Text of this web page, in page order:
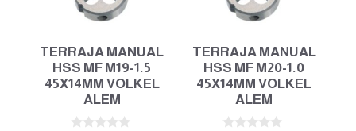
TERRAJA MANUAL
HSS MF M19-1.5
45X14MM VOLKEL
ALEM
TERRAJA MANUAL
HSS MF M20-1.0
45X14MM VOLKEL
ALEM